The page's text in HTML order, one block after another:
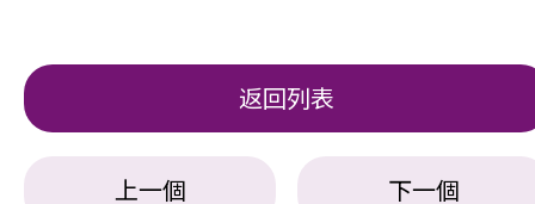
返回列表
上一個 下一個